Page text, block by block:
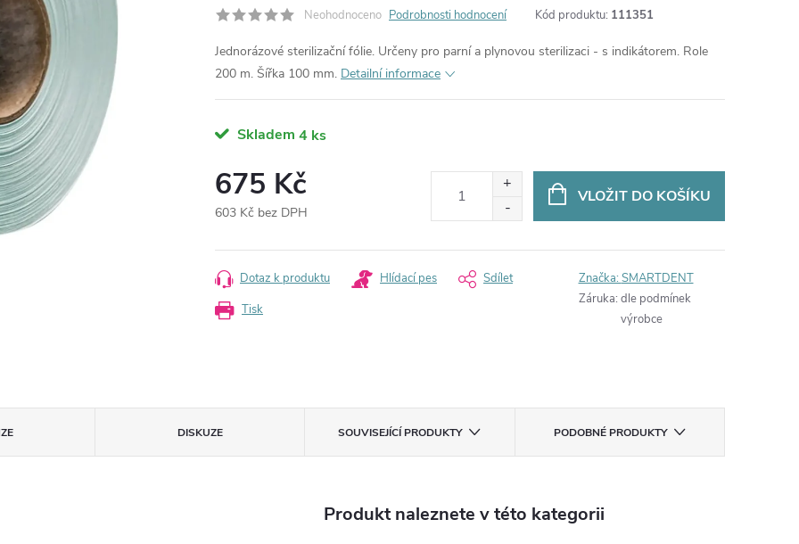
Neohodnoceno Podrobnosti hodnocení Kód produktu: 111351
Jednorázové sterilizační fólie. Určeny pro parní a plynovou sterilizaci - s indikátorem. Role
200 m. Šířka 100 mm. Detailní informace
Skladem 4 ks
675 Kč
603 Kč bez DPH
cena:
VLOŽIT DO KOŠÍKU
Tisk
Dotaz k produktu Hlídací pes Sdílet Značka:SMARTDENT
Záruka: dle podmínek
výrobce
DISKUZE SOUVISEJÍCÍ PRODUKTY PODOBNÉ PRODUKTY
Produkt naleznete v této kategorii